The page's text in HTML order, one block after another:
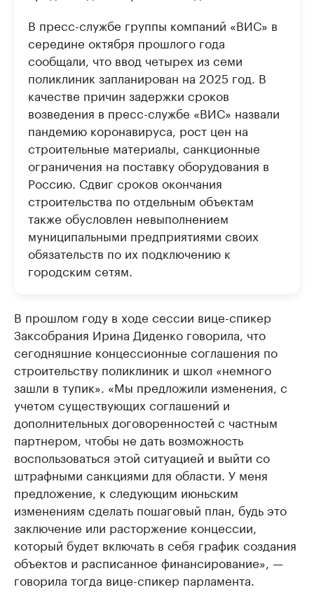
В пресс-службе группы компаний «ВИС» в
середине октября прошлого года
сообщали, что ввод четырех из семи
поликлиник запланирован на 2025 год. В
качестве причин задержки сроков
возведения в пресс-службе «ВИС» назвали
пандемию коронавируса, рост цен на
строительные материалы, санкционные
ограничения на поставку оборудования в
Россию. Сдвиг сроков окончания
строительства по отдельным объектам
также обусловлен невыполнением
муниципальными предприятиями своих
обязательств по их подключению к
городским сетям.
В прошлом году в ходе сессии вице-спикер
Заксобрания Ирина Диденко говорила, что
сегодняшние концессионные соглашения по
строительству поликлиник и школ «немного
зашли в тупик». «Мы предложили изменения, с
учетом существующих соглашений и
дополнительных договоренностей с частным
партнером, чтобы не дать возможность
воспользоваться этой ситуацией и выйти со
штрафными санкциями для области. У меня
предложение, к следующим июньским
изменениям сделать пошаговый план, будь это
заключение или расторжение концессии,
который будет включать в себя график создания
объектов и расписанное финансирование», —
говорила тогда вице-спикер парламента.